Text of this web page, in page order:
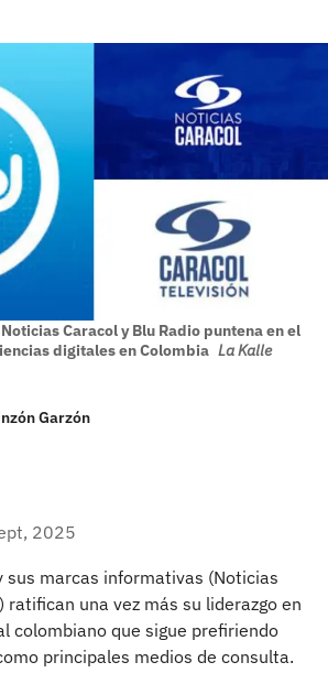
Caracol y Blu Radio puntena en el
digitales en Colombia La Kalle
Garzón
2025
sus marcas informativas (Noticias
ratifican una vez más su liderazgo en
colombiano que sigue prefiriendo
principales medios de consulta.